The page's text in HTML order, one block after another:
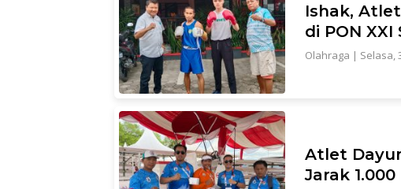
Ishak,
di PON
Olahraga | Selasa,
Atlet
Jarak 1.000